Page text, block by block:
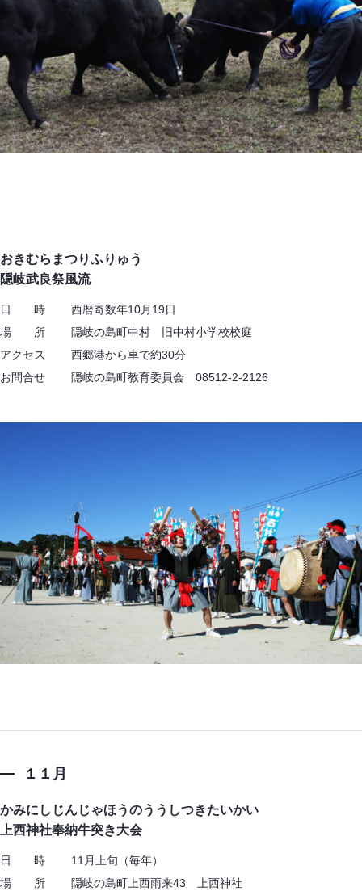
おきむらまつりふりゅう
隠岐武良祭風流
日 時 西暦奇数年10月19日
場 所 隠岐の島町中村 旧中村小学校校庭
アクセス 西郷港から車で約30分
お問合せ 隠岐の島町教育委員会 08512-2-2126
１１月
かみにしじんじゃほうのううしつきたいかい
上西神社奉納牛突き大会
日 時 11月上旬（毎年）
場 所 隠岐の島町上西雨来43 上西神社